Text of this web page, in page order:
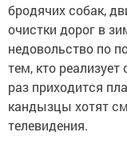
бродячих собак,
очистки дорог в
недовольство по
тем, кто
раз приходится
кандызцы хотят
телевидения.